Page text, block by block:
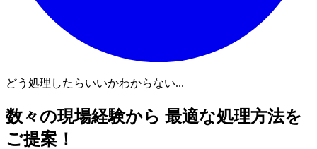
どう処理したらいいかわからない...
数々の現場経験から 最適な処理方法を
ご提案！